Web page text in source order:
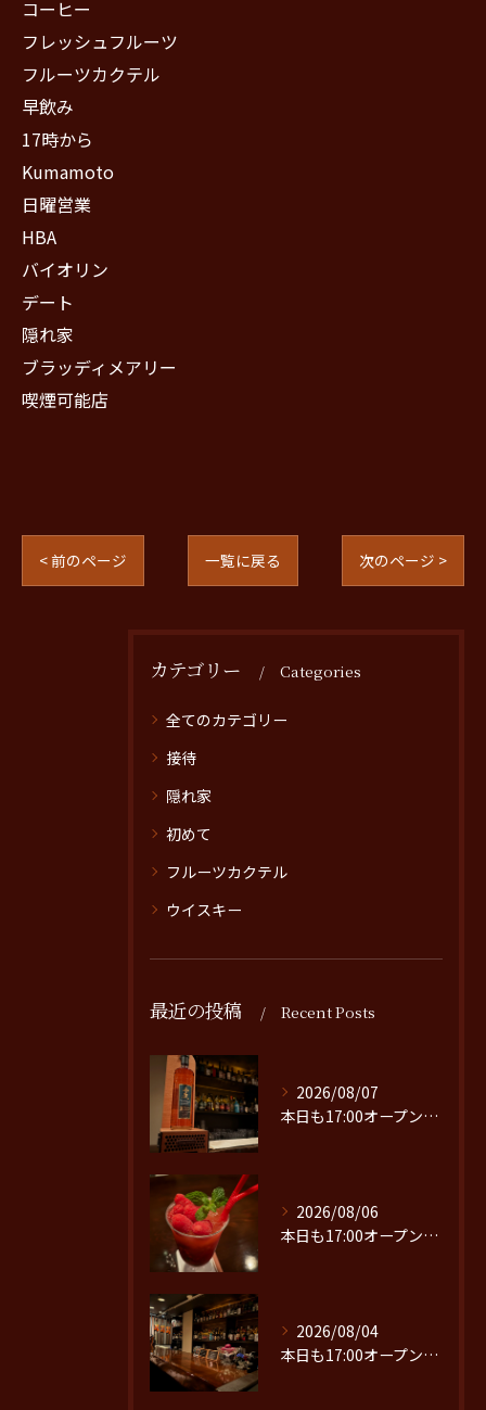
コーヒー
フレッシュフルーツ
フルーツカクテル
早飲み
17時から
Kumamoto
日曜営業
HBA
バイオリン
デート
隠れ家
ブラッディメアリー
喫煙可能店
< 前のページ 一覧に戻る 次のページ >
カテゴリー Categories
全てのカテゴリー
接待
隠れ家
初めて
フルーツカクテル
ウイスキー
最近の投稿 Recent Posts
2026/08/07
本日も17:00オープンです。
2026/08/06
本日も17:00オープンです。
2026/08/04
本日も17:00オープンです。